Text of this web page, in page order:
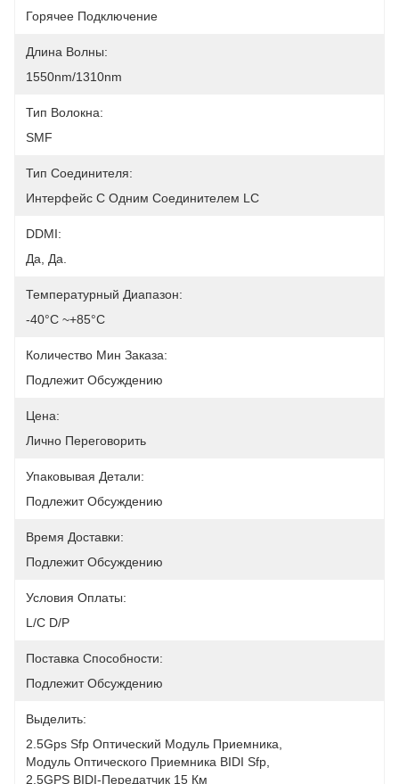
Горячее Подключение
Длина Волны:
1550nm/1310nm
Тип Волокна:
SMF
Тип Соединителя:
Интерфейс С Одним Соединителем LC
DDMI:
Да, Да.
Температурный Диапазон:
-40°C ~+85°C
Количество Мин Заказа:
Подлежит Обсуждению
Цена:
Лично Переговорить
Упаковывая Детали:
Подлежит Обсуждению
Время Доставки:
Подлежит Обсуждению
Условия Оплаты:
L/C D/P
Поставка Способности:
Подлежит Обсуждению
Выделить:
2.5Gps Sfp Оптический Модуль Приемника
Модуль Оптического Приемника BIDI Sfp
2.5GPS BIDI-Передатчик 15 Км